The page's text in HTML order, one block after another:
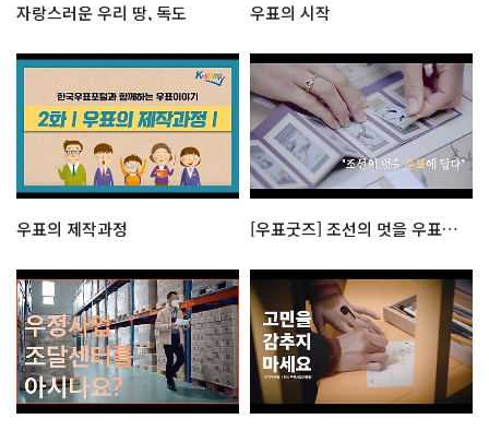
자랑스러운 우리 땅, 독도 우표의 시작
우표의 제작과정 [우표굿즈] 조선의 멋을 우표에 담다: 화조영모화